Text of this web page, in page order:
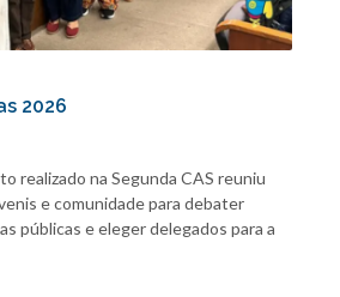
2026
realizado na Segunda CAS reuniu
e comunidade para debater
públicas e eleger delegados para a